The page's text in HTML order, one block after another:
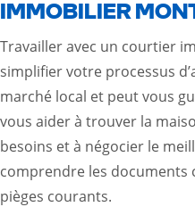
IMMOBILIER
Travailler avec un courtier
simplifier votre processus
marché local et peut vous
vous aider à trouver la
besoins et à négocier le
comprendre les documents
pièges courants.